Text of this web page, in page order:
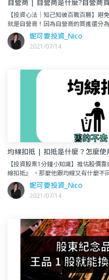
自營商 | 自營商是什麼?自營商
【投資心法｜知己知彼百戰百勝】避
就是自營商！因為自營商的買進還分
為何而買，就能洞察先機，做出最適
妮可要投資_Nico
2021/07/14
均線扣抵 | 扣抵是什麼？怎麼使
【投資股票1分鐘小知識】推估股價
線扣抵』 ，那麼他跟均線又有什麼不
加入最新的收盤價，可以用來判斷未
日前的價格比較
妮可要投資_Nico
2021/07/14